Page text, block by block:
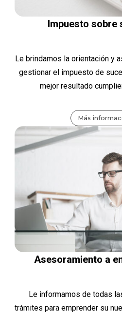
Impuesto sobre
Le brindamos la orientación y
gestionar el impuesto de
mejor resultado
Más
Asesoramiento a
Le informamos de todas
trámites para emprender su